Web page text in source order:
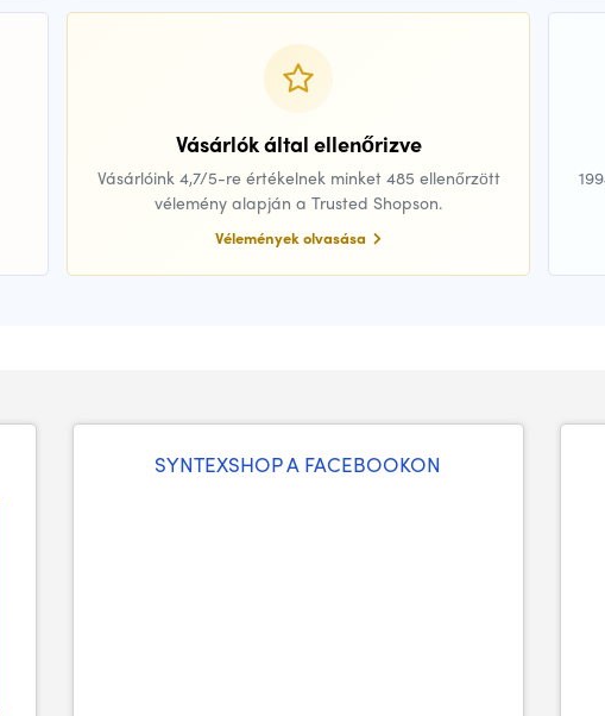
Vásárlók által ellenőrizve
Vásárlóink 4,7/5-re értékelnek minket 485 ellenőrzött
vélemény alapján a Trusted Shopson.
Vélemények olvasása
SYNTEXSHOP A FACEBOOKON